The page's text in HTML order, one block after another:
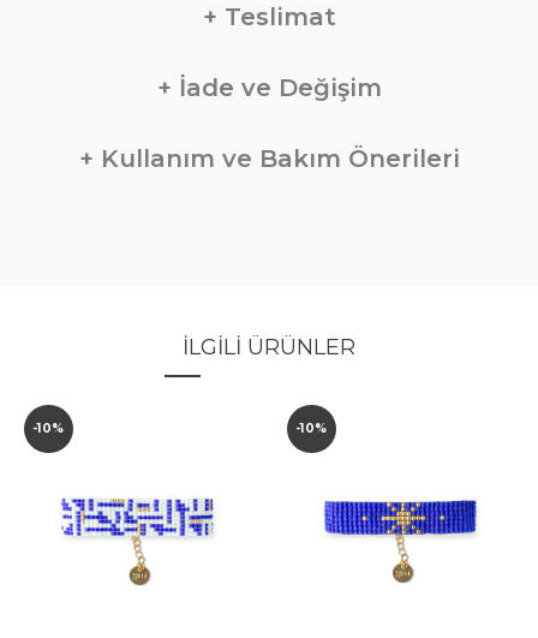
Teslimat
İade ve Değişim
Kullanım ve Bakım Önerileri
İLGILI ÜRÜNLER
-10% -10%